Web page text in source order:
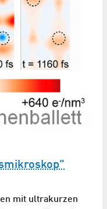
mit ultrakurzen